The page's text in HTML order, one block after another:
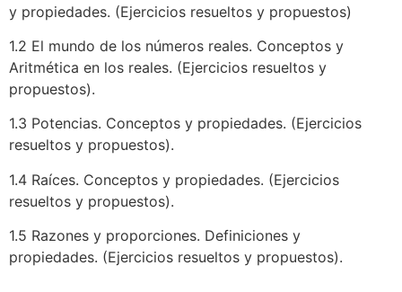
y propiedades. (Ejercicios resueltos y propuestos)
1.2 El mundo de los números reales. Conceptos y
Aritmética en los reales. (Ejercicios resueltos y
propuestos).
1.3 Potencias. Conceptos y propiedades. (Ejercicios
resueltos y propuestos).
1.4 Raíces. Conceptos y propiedades. (Ejercicios
resueltos y propuestos).
1.5 Razones y proporciones. Definiciones y
propiedades. (Ejercicios resueltos y propuestos).